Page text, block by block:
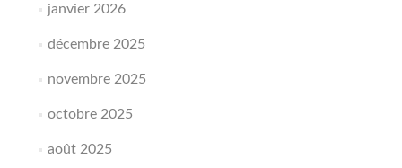
janvier 2026
décembre 2025
novembre 2025
octobre 2025
août 2025